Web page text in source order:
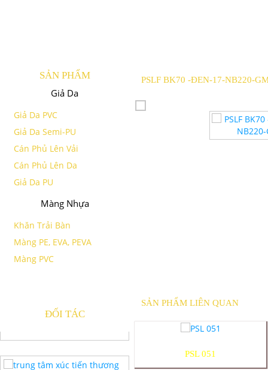
SẢN PHẨM
Giả Da
Giả Da PVC
Giả Da Semi-PU
Cán Phủ Lên Vải
Cán Phủ Lên Da
Giả Da PU
Màng Nhựa
Khăn Trải Bàn
Màng PE, EVA, PEVA
Màng PVC
ĐỐI TÁC
PSLF BK70 -ĐEN-17-NB220-
SẢN PHẨM LIÊN QUAN
PSL 051